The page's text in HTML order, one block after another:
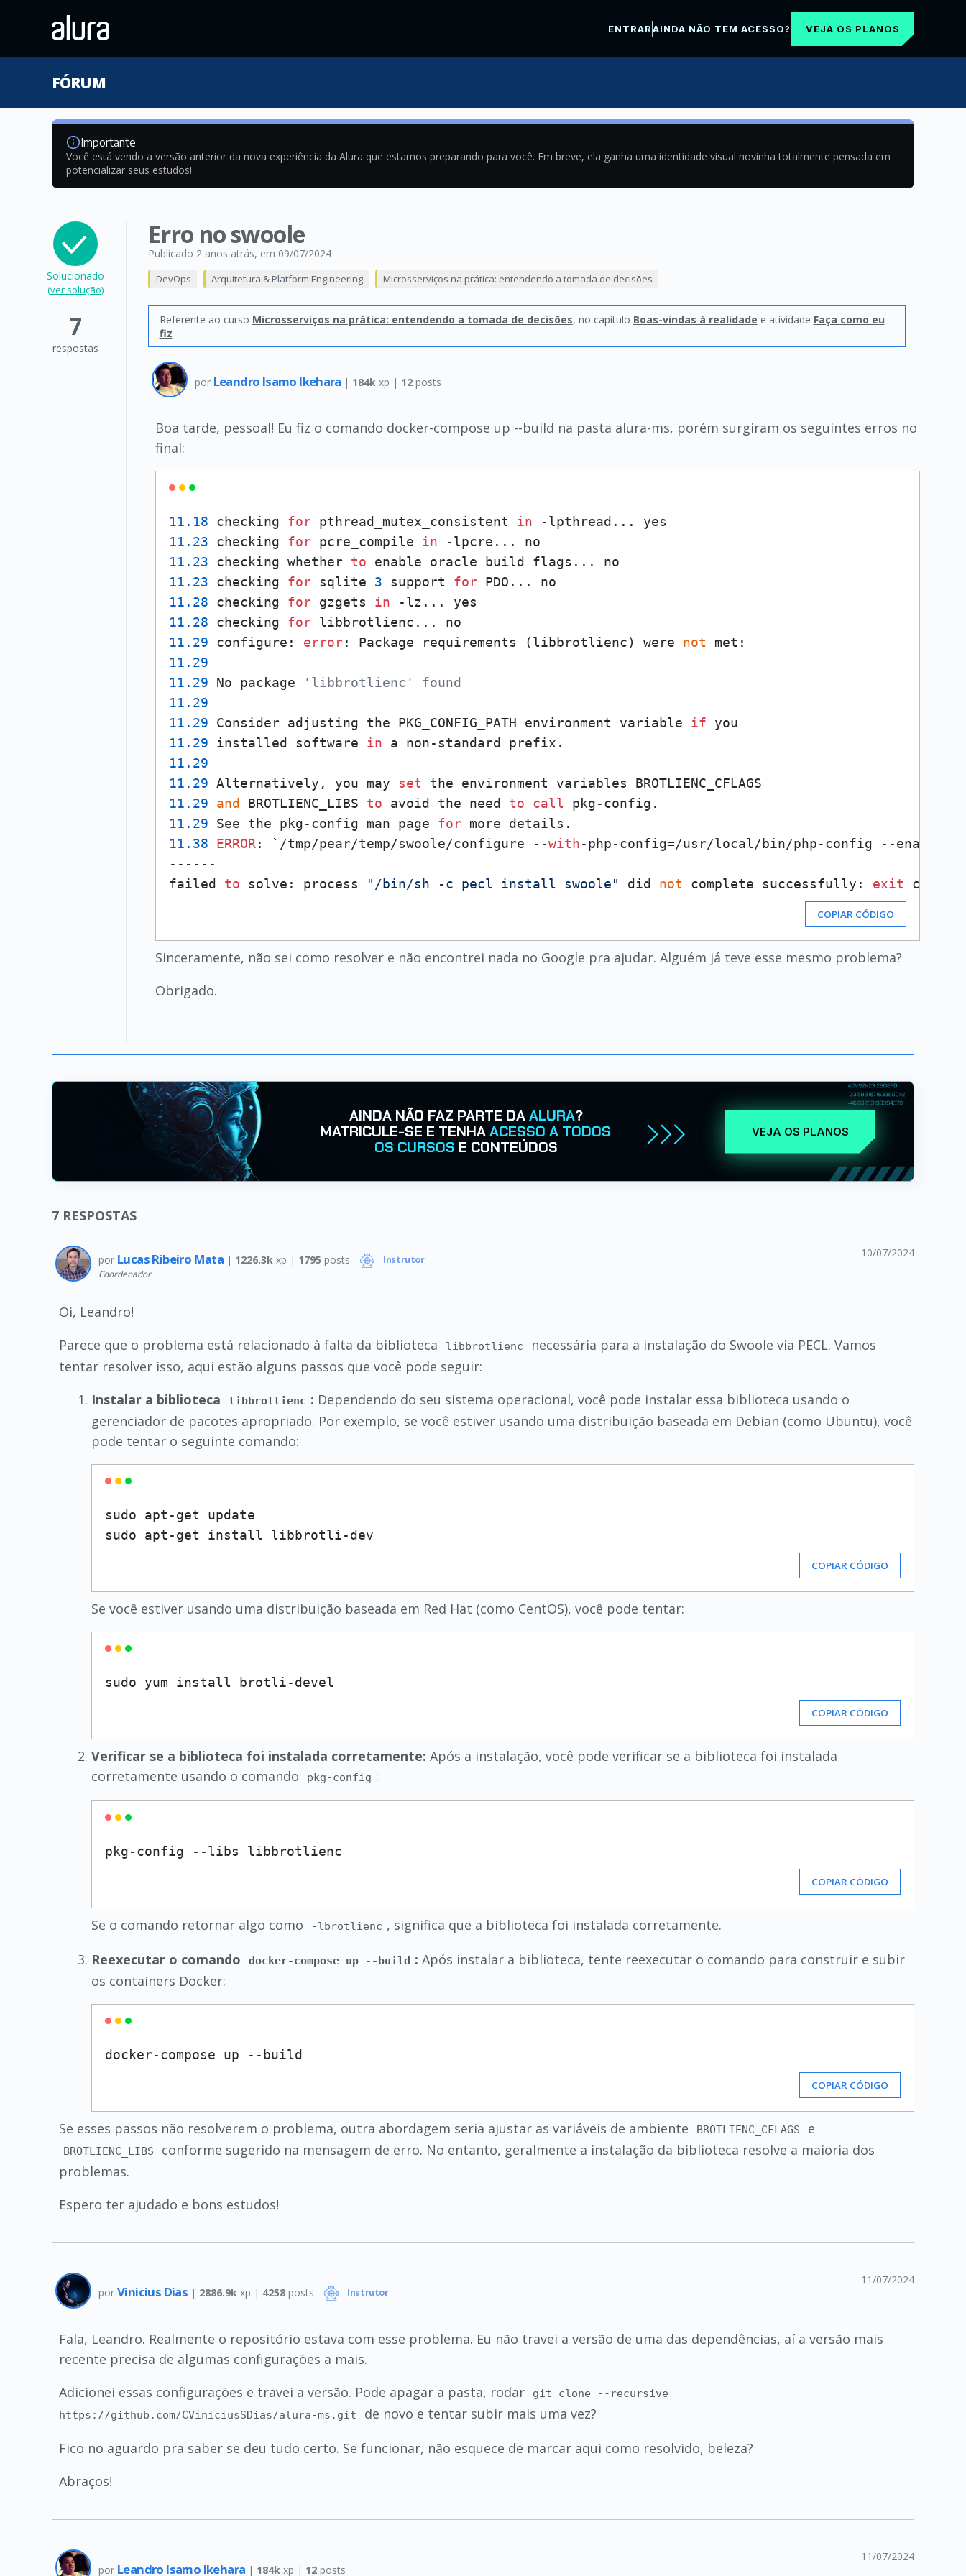
ENTRARAINDA NÃO TEM ACESSO? VEJA OS PLANOS
FÓRUM
Importante
Você está vendo a versão anterior da nova experiência da Alura que estamos preparando para você. Em breve, ela ganha uma identidade visual novinha totalmente pensada em
potencializar seus estudos!
Solucionado
(ver solução)
7
respostas
Erro no swoole
Publicado 2 anos atrás, em 09/07/2024
DevOps Arquitetura & Platform Engineering Microsserviços na prática: entendendo a tomada de decisões
Referente ao curso Microsserviços na prática: entendendo a tomada de decisões, no capítulo Boas-vindas à realidade e atividade Faça como eu
fiz
por Leandro Isamo Ikehara | 184k xp | 12 posts
Boa tarde, pessoal! Eu fiz o comando docker-compose up --build na pasta alura-ms, porém surgiram os seguintes erros no
final:
11.18 checking for pthread_mutex_consistent in
11.23 checking for pcre_compile in
11.23 checking whether to
11.23 checking for sqlite 3 support for
11.28 checking for gzgets in
11.28 checking for
11.29 configure: error: Package requirements (libbrotlienc) were not
11.29
11.29 No package
'libbrotlienc' found
11.29
11.29 Consider adjusting the PKG_CONFIG_PATH environment variable if
11.29 installed software in
11.29
11.29 Alternatively, you may set
11.29
and BROTLIENC_LIBS to avoid the need to call
11.29 See the pkg-config man page for
11.38
ERROR : `/tmp/pear/temp/swoole/configure --with-php-config=/usr/local/bin/php-config --enable-
------
failed to solve: process "/bin/sh -c pecl install swoole" did not complete successfully: exit code:
COPIAR CÓDIGO
Sinceramente, não sei como resolver e não encontrei nada no Google pra ajudar. Alguém já teve esse mesmo problema?
Obrigado.
AINDA NÃO FAZ PARTE DAALURA?
MATRICULE-SE E TENHAACESSO A TODOS
OS CURSOS E CONTEÚDOS
VEJA OS PLANOS
7 RESPOSTAS
por Lucas Ribeiro Mata | 1226.3k xp | 1795 posts Instrutor
Coordenador
10/07/2024
Oi, Leandro!
Parece que o problema está relacionado à falta da biblioteca
libbrotlienc
necessária para a instalação do Swoole via PECL. Vamos
tentar resolver isso, aqui estão alguns passos que você pode seguir:
Instalar a biblioteca
libbrotlienc : Dependendo do seu sistema operacional, você pode instalar essa biblioteca usando o
gerenciador de pacotes apropriado. Por exemplo, se você estiver usando uma distribuição baseada em Debian (como Ubuntu), você
pode tentar o seguinte comando:
sudo apt-get update
COPIAR CÓDIGO
Se você estiver usando uma distribuição baseada em Red Hat (como CentOS), você pode tentar:
COPIAR CÓDIGO
Verificar se a biblioteca foi instalada corretamente: Após a instalação, você pode verificar se a biblioteca foi instalada
corretamente usando o comando
pkg-config :
COPIAR CÓDIGO
Se o comando retornar algo como -lbrotlienc , significa que a biblioteca foi instalada corretamente.
Reexecutar o comando
docker-compose up --build : Após instalar a biblioteca, tente reexecutar o comando para construir e subir
os containers Docker:
COPIAR CÓDIGO
Se esses passos não resolverem o problema, outra abordagem seria ajustar as variáveis de ambiente BROTLIENC_CFLAGS e
BROTLIENC_LIBS
conforme sugerido na mensagem de erro. No entanto, geralmente a instalação da biblioteca resolve a maioria dos
problemas.
Espero ter ajudado e bons estudos!
por Vinicius Dias | 2886.9k xp | 4258posts Instrutor
11/07/2024
Fala, Leandro. Realmente o repositório estava com esse problema. Eu não travei a versão de uma das dependências, aí a versão mais
recente precisa de algumas configurações a mais.
Adicionei essas configurações e travei a versão. Pode apagar a pasta, rodar
git clone --recursive
https://github.com/CViniciusSDias/alura-ms.git
de novo e tentar subir mais uma vez?
Fico no aguardo pra saber se deu tudo certo. Se funcionar, não esquece de marcar aqui como resolvido, beleza?
Abraços!
por Leandro Isamo Ikehara | 184k xp | 12posts
11/07/2024